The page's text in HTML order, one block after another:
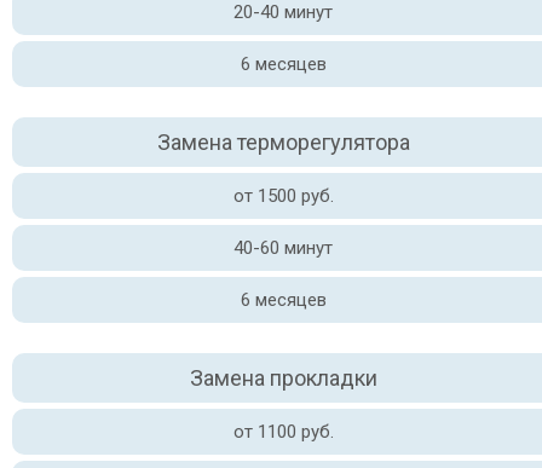
20-40 минут
6 месяцев
Замена терморегулятора
от 1500 руб.
40-60 минут
6 месяцев
Замена прокладки
от 1100 руб.